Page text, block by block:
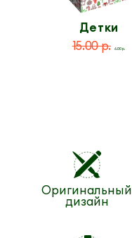
Детки
15.00 р.
6.00 р.
Оригинальный
дизайн